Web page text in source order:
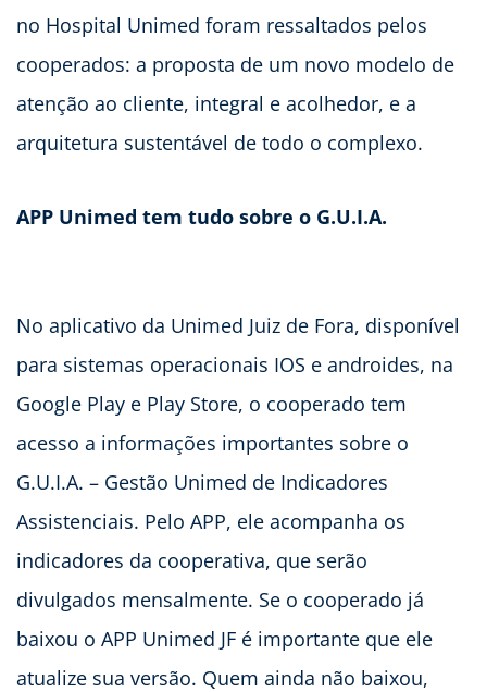
no Hospital Unimed foram ressaltados pelos
cooperados: a proposta de um novo modelo de
atenção ao cliente, integral e acolhedor, e a
arquitetura sustentável de todo o complexo.
APP Unimed tem tudo sobre o G.U.I.A.
No aplicativo da Unimed Juiz de Fora, disponível
para sistemas operacionais IOS e androides, na
Google Play e Play Store, o cooperado tem
acesso a informações importantes sobre o
G.U.I.A. – Gestão Unimed de Indicadores
Assistenciais. Pelo APP, ele acompanha os
indicadores da cooperativa, que serão
divulgados mensalmente. Se o cooperado já
baixou o APP Unimed JF é importante que ele
atualize sua versão. Quem ainda não baixou,